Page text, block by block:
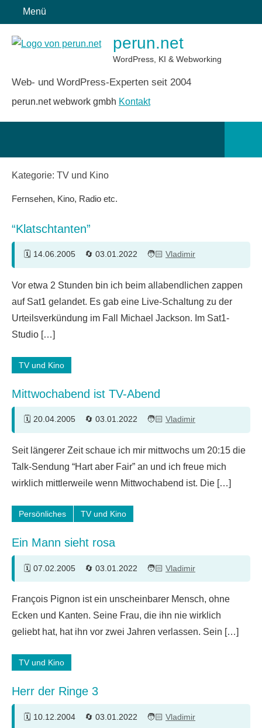
Inhalt
springen
Menü
perun.net
WordPress, KI & Webworking
Web- und WordPress-Experten seit 2004
perun.net webwork gmbh Kontakt
Kategorie: TV und Kino
Fernsehen, Kino, Radio etc.
“Klatschtanten”
14.06.2005 03.01.2022 Vladimir
Kommentare
Vor etwa 2 Stunden bin ich beim allabendlichen zappen
auf Sat1 gelandet. Es gab eine Live-Schaltung zu der
Urteilsverkündung im Fall Michael Jackson. Im Sat1-
Studio […]
TV und Kino
Mittwochabend ist TV-Abend
20.04.2005 03.01.2022 Vladimir
Kommentare
Seit längerer Zeit schaue ich mir mittwochs um 20:15 die
Talk-Sendung “Hart aber Fair” an und ich freue mich
wirklich mittlerweile wenn Mittwochabend ist. Die […]
Persönliches TV und Kino
Ein Mann sieht rosa
07.02.2005 03.01.2022 Vladimir
Kommentare
François Pignon ist ein unscheinbarer Mensch, ohne
Ecken und Kanten. Seine Frau, die ihn nie wirklich
geliebt hat, hat ihn vor zwei Jahren verlassen. Sein […]
TV und Kino
Herr der Ringe 3
10.12.2004 03.01.2022 Vladimir